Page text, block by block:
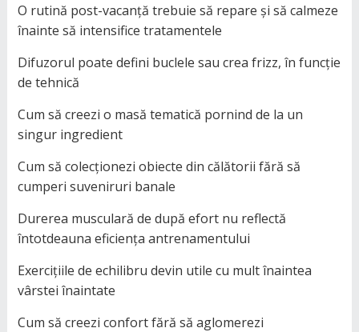
O rutină post-vacanță trebuie să repare și să calmeze
înainte să intensifice tratamentele
Difuzorul poate defini buclele sau crea frizz, în funcție
de tehnică
Cum să creezi o masă tematică pornind de la un
singur ingredient
Cum să colecționezi obiecte din călătorii fără să
cumperi suveniruri banale
Durerea musculară de după efort nu reflectă
întotdeauna eficiența antrenamentului
Exercițiile de echilibru devin utile cu mult înaintea
vârstei înaintate
Cum să creezi confort fără să aglomerezi